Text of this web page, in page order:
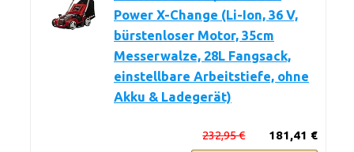
Power X-Change (Li-Ion, 36 V,
bürstenloser Motor, 35cm
Messerwalze, 28L Fangsack,
einstellbare Arbeitstiefe, ohne
Akku & Ladegerät)
181,41 €
232,95 €